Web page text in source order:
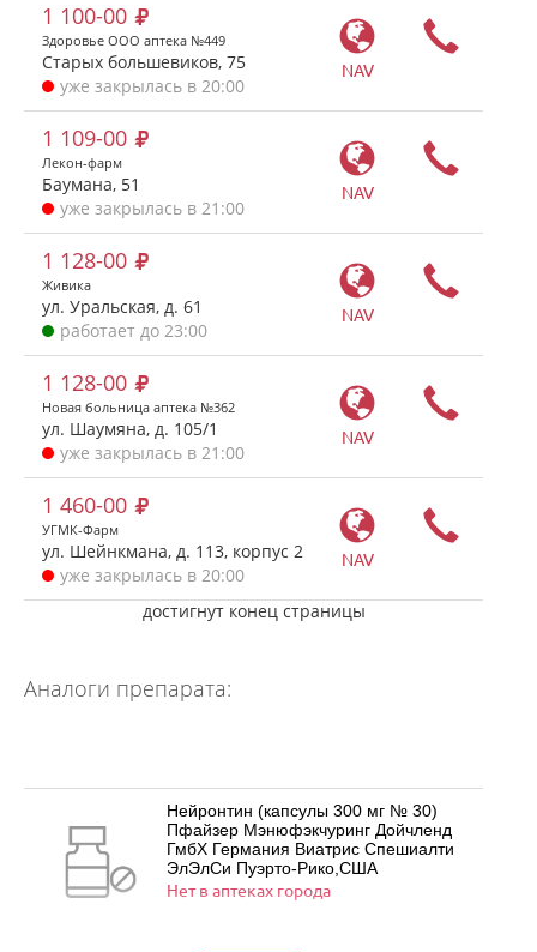
NAV
1 100-00
Здоровье ООО аптека №449
Старых большевиков, 75
уже закрылась в 20:00
NAV
1 109-00
Лекон-фарм
Баумана, 51
уже закрылась в 21:00
NAV
1 128-00
Живика
ул. Уральская, д. 61
работает до 23:00
NAV
1 128-00
Новая больница аптека №362
ул. Шаумяна, д. 105/1
уже закрылась в 21:00
NAV
1 460-00
УГМК-Фарм
ул. Шейнкмана, д. 113, корпус 2
уже закрылась в 20:00
достигнут конец страницы
Аналоги препарата:
Нейронтин (капсулы 300 мг № 30)
Пфайзер Мэнюфэкчуринг Дойчленд
ГмбХ Германия Виатрис Спешиалти
ЭлЭлСи Пуэрто-Рико,США
Нет в аптеках города